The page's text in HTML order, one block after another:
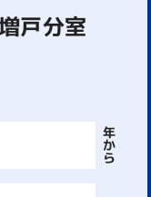
戸分室
年
か
ら